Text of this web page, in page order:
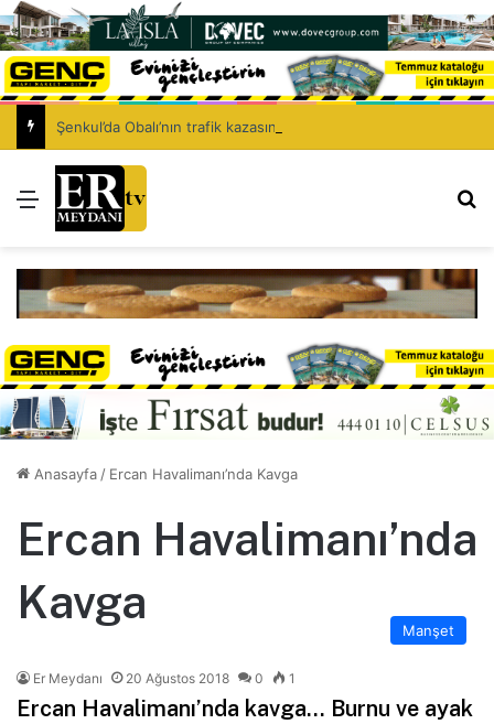
Menü
Anasayfa / Ercan Havalimanı’nda Kavga
Ercan Havalimanı’nda
Kavga
Manşet
Er Meydanı 20 Ağustos 2018 0 1
Ercan Havalimanı’nda kavga… Burnu ve ayak